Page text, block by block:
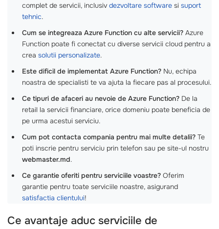
complet de servicii, inclusiv dezvoltare software si suport
tehnic.
Cum se integreaza Azure Function cu alte servicii? Azure
Function poate fi conectat cu diverse servicii cloud pentru a
crea solutii personalizate.
Este dificil de implementat Azure Function? Nu, echipa
noastra de specialisti te va ajuta la fiecare pas al procesului.
Ce tipuri de afaceri au nevoie de Azure Function? De la
retail la servicii financiare, orice domeniu poate beneficia de
pe urma acestui serviciu.
Cum pot contacta compania pentru mai multe detalii? Te
poti inscrie pentru serviciu prin telefon sau pe site-ul nostru
webmaster.md.
Ce garantie oferiti pentru serviciile voastre? Oferim
garantie pentru toate serviciile noastre, asigurand
satisfactia clientului!
Ce avantaje aduc serviciile de